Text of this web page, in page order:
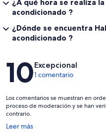
acondicionado ?
¿Dónde se encuentra
acondicionado ?
Comentarios
10Excepcional
1 comentario
Los comentarios se muestran en
proceso de moderación y se han
contrario.
Leer más
Se